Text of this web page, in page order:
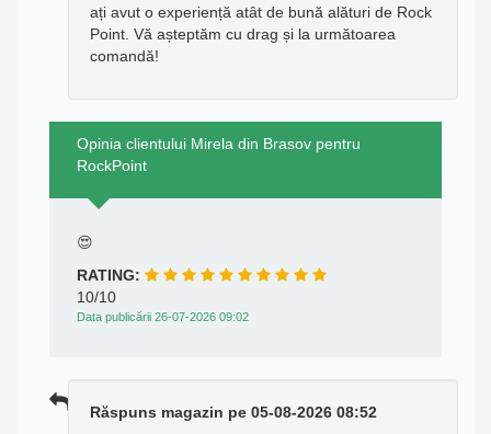
ați avut o experiență atât de bună alături de Rock
Point. Vă așteptăm cu drag și la următoarea
comandă!
Opinia clientului Mirela din Brasov pentru
RockPoint
😍
RATING:
10/10
Data publicării 26-07-2026 09:02
Răspuns magazin pe 05-08-2026 08:52